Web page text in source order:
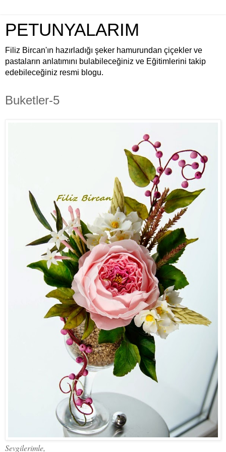
PETUNYALARIM
Filiz Bircan'ın hazırladığı şeker hamurundan çiçekler ve
pastaların anlatımını bulabileceğiniz ve Eğitimlerini takip
edebileceğiniz resmi blogu.
Buketler-5
Sevgilerimle,